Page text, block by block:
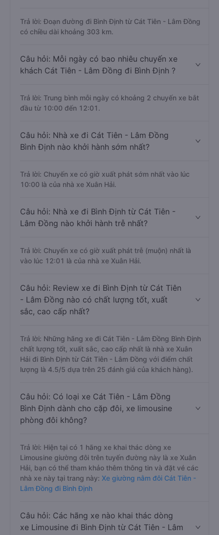
Trả lời: Đoạn đường đi Bình Định từ Cát Tiên - Lâm Đồng
có chiều dài khoảng 303 km.
Câu hỏi: Mỗi ngày có bao nhiêu chuyến xe
khách Cát Tiên - Lâm Đồng đi Bình Định ?
Trả lời: Trung bình mỗi ngày có khoảng 2 chuyến xe bắt
đầu từ 10:00 đến 12:01.
Câu hỏi: Nhà xe đi Cát Tiên - Lâm Đồng
Bình Định nào khởi hành sớm nhất?
Trả lời: Chuyến xe có giờ xuất phát sớm nhất vào lúc
10:00 là của nhà xe Xuân Hải.
Câu hỏi: Nhà xe đi Bình Định từ Cát Tiên -
Lâm Đồng nào khởi hành trễ nhất?
Trả lời: Chuyến xe có giờ xuất phát trễ (muộn) nhất là
vào lúc 12:01 là của nhà xe Xuân Hải.
Câu hỏi: Review xe đi Bình Định từ Cát Tiên
- Lâm Đồng nào có chất lượng tốt, xuất
sắc, cao cấp nhất?
Trả lời: Những hãng xe đi Cát Tiên - Lâm Đồng Bình Định
chất lượng tốt, xuất sắc, cao cấp nhất là nhà xe Xuân
Hải đi Bình Định từ Cát Tiên - Lâm Đồng với điểm chất
lượng là 4.5/5 dựa trên 25 đánh giá của khách hàng).
Câu hỏi: Có loại xe Cát Tiên - Lâm Đồng
Bình Định dành cho cặp đôi, xe limousine
phòng đôi không?
Trả lời: Hiện tại có 1 hãng xe khai thác dòng xe
Limousine giường đôi trên tuyến đường này là xe Xuân
Hải, bạn có thể tham khảo thêm thông tin và đặt vé các
nhà xe này tại trang này: Xe giường nằm đôi Cát Tiên -
Lâm Đồng đi Bình Định
Câu hỏi: Các hãng xe nào khai thác dòng
xe Limousine đi Bình Định từ Cát Tiên - Lâm